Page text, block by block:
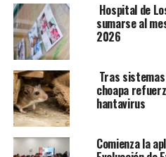
Hospital de
sumarse al
2026
Tras
choapa
hantavirus
Comienza la